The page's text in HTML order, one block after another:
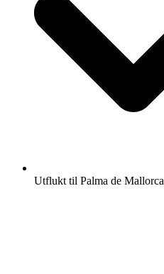
Utflukt til Palma de Mallorca